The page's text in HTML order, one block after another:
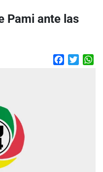
Pami ante las
Facebook